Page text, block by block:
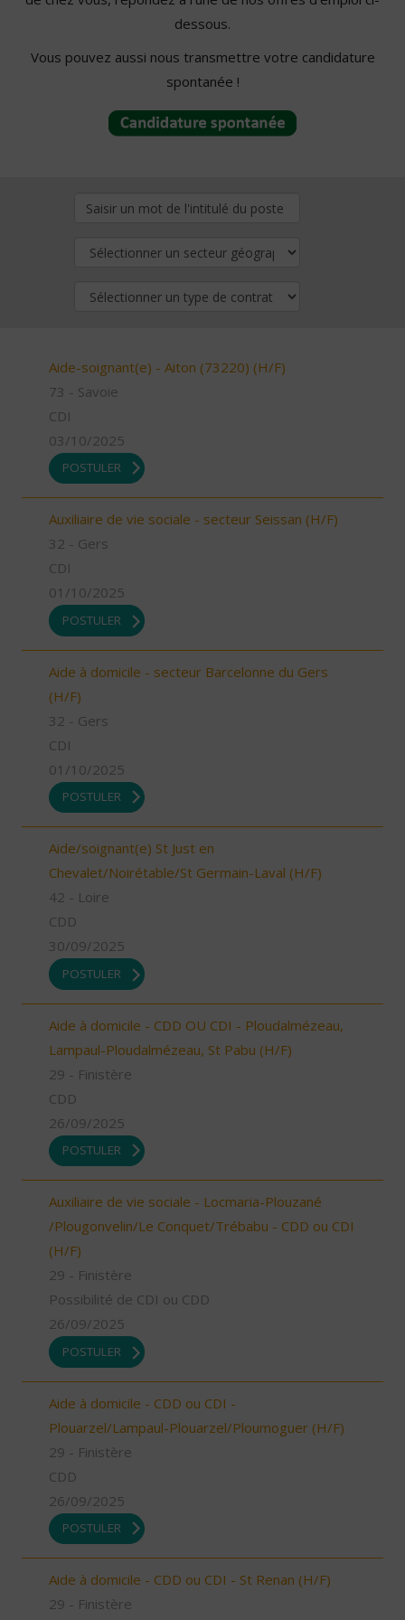
dessous.
Vous pouvez aussi nous transmettre votre candidature
spontanée !
Aide-soignant(e) - Aiton (73220) (H/F)
73 - Savoie
CDI
03/10/2025
POSTULER
Auxiliaire de vie sociale - secteur Seissan (H/F)
32 - Gers
CDI
01/10/2025
POSTULER
Aide à domicile - secteur Barcelonne du Gers
(H/F)
32 - Gers
CDI
01/10/2025
POSTULER
Aide/soignant(e) St Just en
Chevalet/Noirétable/St Germain-Laval (H/F)
42 - Loire
CDD
30/09/2025
POSTULER
Aide à domicile - CDD OU CDI - Ploudalmézeau,
Lampaul-Ploudalmézeau, St Pabu (H/F)
29 - Finistère
CDD
26/09/2025
POSTULER
Auxiliaire de vie sociale - Locmaria-Plouzané
/Plougonvelin/Le Conquet/Trébabu - CDD ou CDI
(H/F)
29 - Finistère
Possibilité de CDI ou CDD
26/09/2025
POSTULER
Aide à domicile - CDD ou CDI -
Plouarzel/Lampaul-Plouarzel/Ploumoguer (H/F)
29 - Finistère
CDD
26/09/2025
POSTULER
Aide à domicile - CDD ou CDI - St Renan (H/F)
29 - Finistère